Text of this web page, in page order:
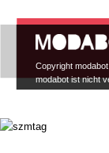
Hauptmenü
Copyright modabot
modabot ist nicht